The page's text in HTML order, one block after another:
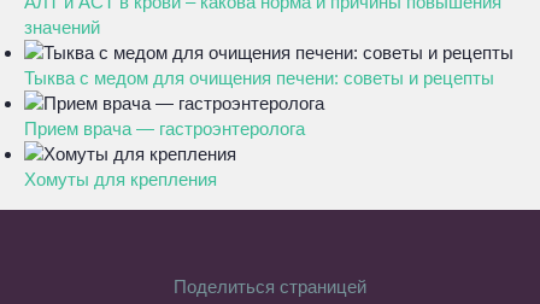
значений
Тыква с медом для очищения печени: советы и рецепты
Прием врача — гастроэнтеролога
Хомуты для крепления
Поделиться страницей